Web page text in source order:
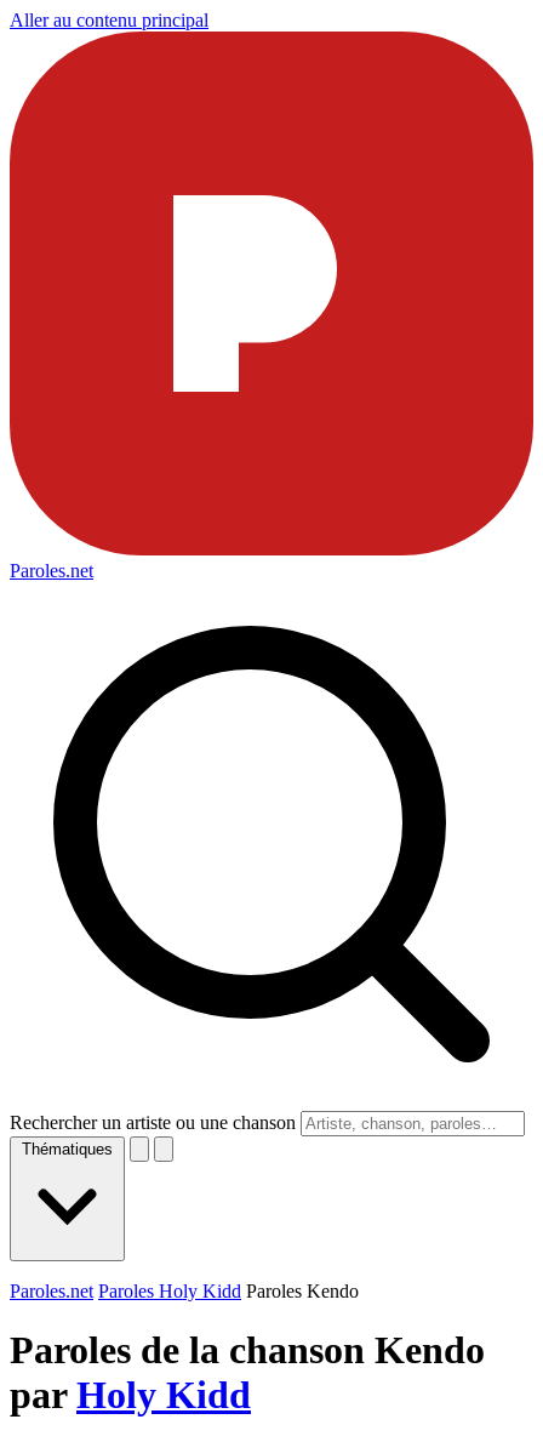
Aller au contenu principal
Paroles.net
Rechercher un artiste ou une chanson
Thématiques
Paroles.net Paroles Holy Kidd Paroles Kendo
Paroles de la chanson Kendo
parHoly Kidd